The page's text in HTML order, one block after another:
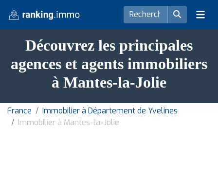
Découvrez les principales
agences et agents immobiliers
à Mantes-la-Jolie
France
Immobilier à Département de Yvelines
Immobilier à Mantes-la-Jolie